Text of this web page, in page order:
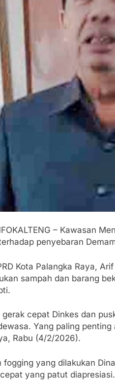
– Kawasan
penyebaran
Kota Palangka Raya,
sampah dan barang
gerak cepat Dinkes dan
Yang paling
Rabu (4/2/2026).
fogging yang dilakukan
yang patut diapresiasi.